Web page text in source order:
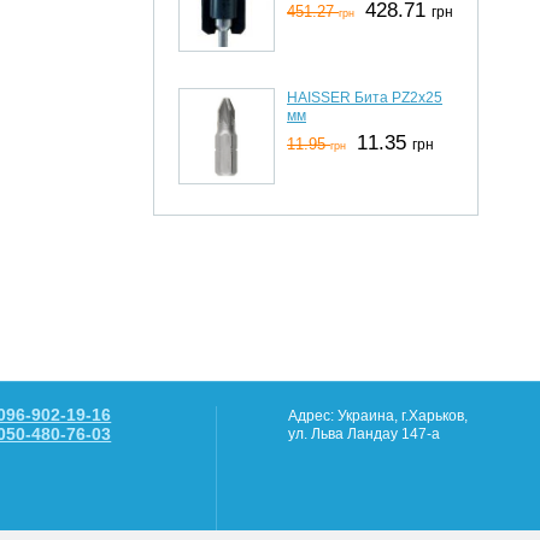
451.27грн 428.71 грн
HAISSER Бита PZ2х25
мм
11.95грн 11.35 грн
902-19-16
480-76-03
Адрес: Украина, г.Харьков,
ул. Льва Ландау 147-а